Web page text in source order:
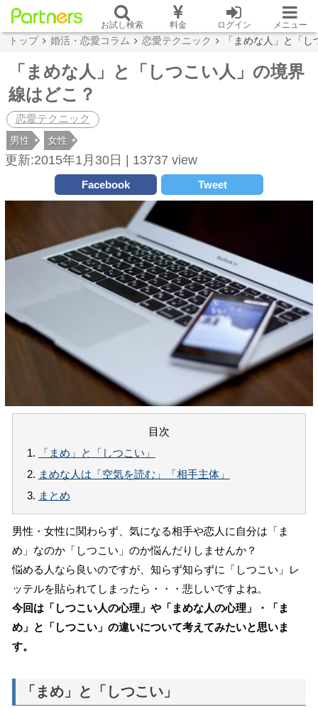
お試し検索 料金 ログイン メニュー
トップ 婚活・恋愛コラム 恋愛テクニック 「まめな人」と「
「まめな人」と「しつこい人」の境界
線はどこ？
恋愛テクニック
男性 女性
更新:2015年1月30日 | 13737 view
Facebook Tweet
目次
1.
「まめ」と「しつこい」
2. まめな人は「空気を読む」「相手主体」
3. まとめ
男性・女性に関わらず、気になる相手や恋人に自分は「ま
め」なのか「しつこい」のか悩んだりしませんか？
悩める人なら良いのですが、知らず知らずに「しつこい」レ
ッテルを貼られてしまったら・・・悲しいですよね。
今回は「しつこい人の心理」や「まめな人の心理」・「ま
め」と「しつこい」の違いについて考えてみたいと思いま
す。
「まめ」と「しつこい」